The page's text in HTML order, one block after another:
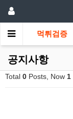
먹튀검증
공지사항
Total 0 Posts, Now 1